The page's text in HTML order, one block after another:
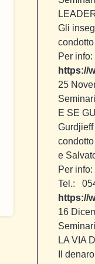
Gli
Per
https://
25
E SE
e
Per
Tel.:
https://
16
LA VIA
Il